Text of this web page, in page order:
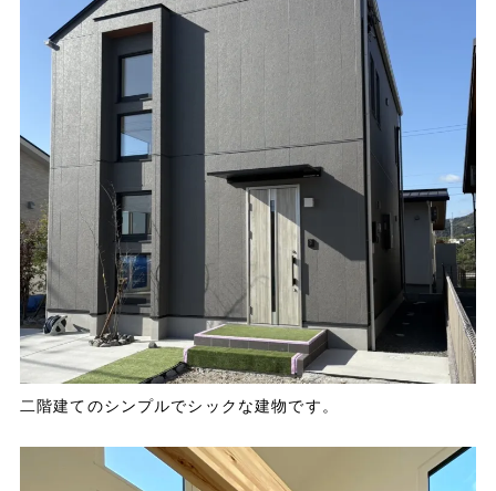
二階建てのシンプルでシックな建物です。